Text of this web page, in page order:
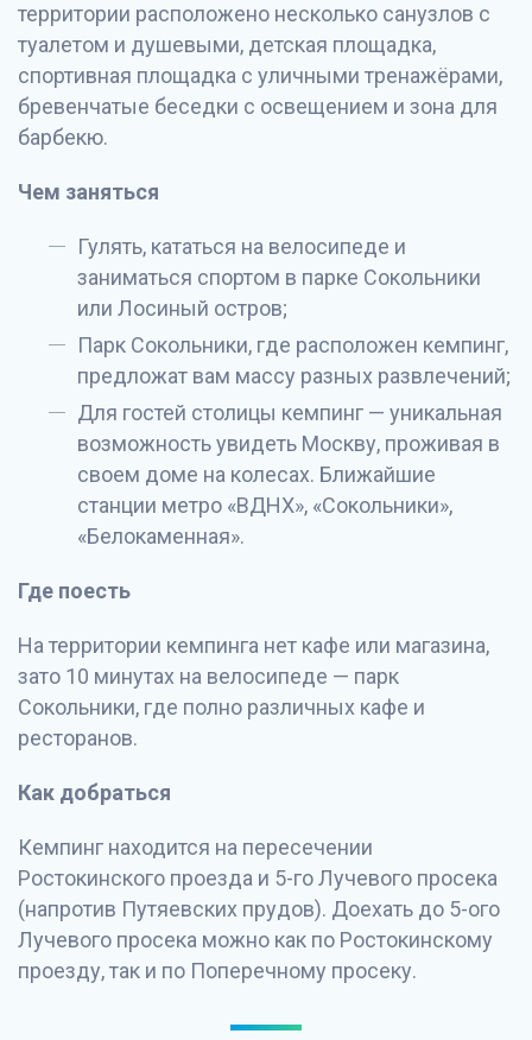
территории расположено несколько санузлов с
туалетом и душевыми, детская площадка,
спортивная площадка с уличными тренажёрами,
бревенчатые беседки с освещением и зона для
барбекю.
Чем заняться
Гулять, кататься на велосипеде и
заниматься спортом в парке Сокольники
или Лосиный остров;
Парк Сокольники, где расположен кемпинг,
предложат вам массу разных развлечений;
Для гостей столицы кемпинг — уникальная
возможность увидеть Москву, проживая в
своем доме на колесах. Ближайшие
станции метро «ВДНХ», «Сокольники»,
«Белокаменная».
Где поесть
На территории кемпинга нет кафе или магазина,
зато 10 минутах на велосипеде — парк
Сокольники, где полно различных кафе и
ресторанов.
Как добраться
Кемпинг находится на пересечении
Ростокинского проезда и 5-го Лучевого просека
(напротив Путяевских прудов). Доехать до 5-ого
Лучевого просека можно как по Ростокинскому
проезду, так и по Поперечному просеку.